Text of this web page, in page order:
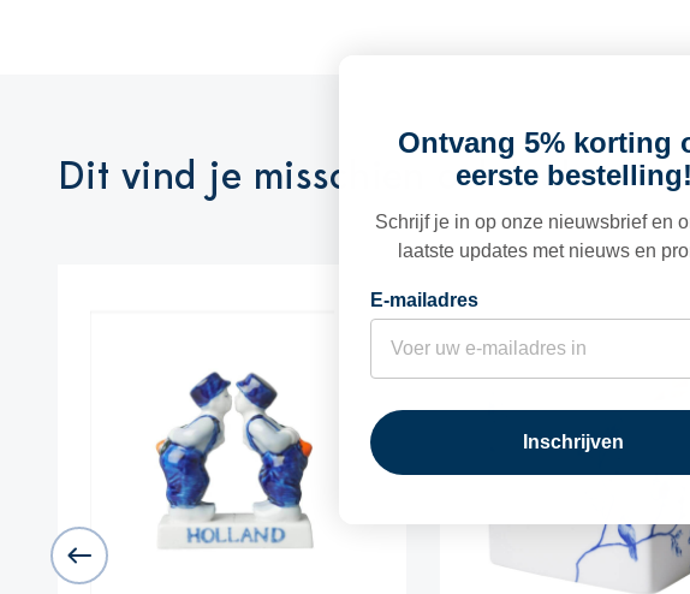
Dit vind je misschien ook leuk
Ontvang 5% korting
eerste bestelling!
Schrijf je in op onze nieuwsbrief en
laatste updates met nieuws en
E-mailadres
Inschrijven